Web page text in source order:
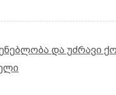
და უძრავი